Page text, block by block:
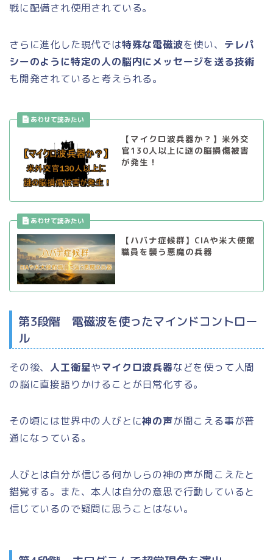
戦に配備され使用されている。
さらに進化した現代では特殊な電磁波を使い、 テレパ
シーのように特定の人の脳内にメッセージを送る技術
も開発されていると考えられる。
【マイクロ波兵器か？】米外交
官130人以上に謎の脳損傷被害
が発生！
【ハバナ症候群】CIAや米大使館
職員を襲う悪魔の兵器
第3段階 電磁波を使ったマインドコントロー
ル
その後、 人工衛星やマイクロ波兵器などを使って人間
の脳に直接語りかけることが日常化する。
その頃には世界中の人びとに神の声が聞こえる事が普
通になっている。
人びとは自分が信じる何かしらの神の声が聞こえたと
錯覚する。また、本人は自分の意思で行動していると
信じているので疑問に思うことはない。